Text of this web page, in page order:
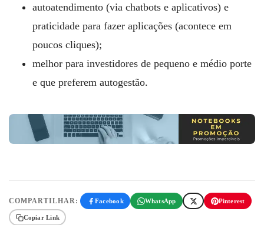
autoatendimento (via chatbots e aplicativos) e
praticidade para fazer aplicações (acontece em
poucos cliques);
melhor para investidores de pequeno e médio porte
e que preferem autogestão.
COMPARTILHAR: Facebook WhatsApp Pinterest
Copiar Link